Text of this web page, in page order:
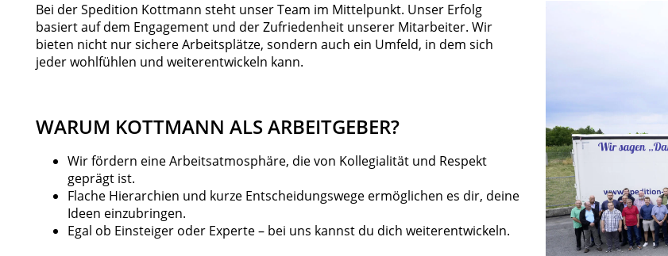
Bei der Spedition Kottmann steht unser Team im Mittelpunkt. Unser Erfolg
basiert auf dem Engagement und der Zufriedenheit unserer Mitarbeiter. Wir
bieten nicht nur sichere Arbeitsplätze, sondern auch ein Umfeld, in dem sich
jeder wohlfühlen und weiterentwickeln kann.
WARUM KOTTMANN ALS ARBEITGEBER?
Wir fördern eine Arbeitsatmosphäre, die von Kollegialität und Respekt
geprägt ist.
Flache Hierarchien und kurze Entscheidungswege ermöglichen es dir, deine
Ideen einzubringen.
Egal ob Einsteiger oder Experte – bei uns kannst du dich weiterentwickeln.